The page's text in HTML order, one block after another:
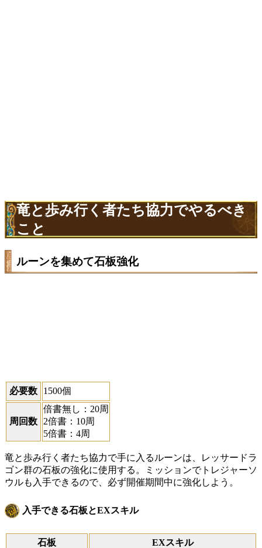
竜と歩み行く者たち協力でやるべき
こと
ルーンを集めて石板強化
必要数 1500個
周回数
倍書無し：20周
2倍書：10周
5倍書：4周
竜と歩み行く者たち協力で手に入るルーンは、レッサードラ
ゴン群の石板の強化に使用する。ミッションでトレジャーソ
ウルも入手できるので、必ず開催期間中に強化しよう。
入手できる石板とEXスキル
石板 EXスキル